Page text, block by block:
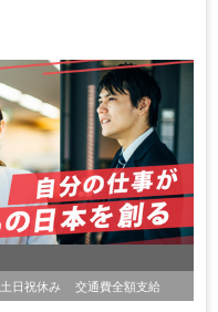
土日祝休み 交通費全額支給